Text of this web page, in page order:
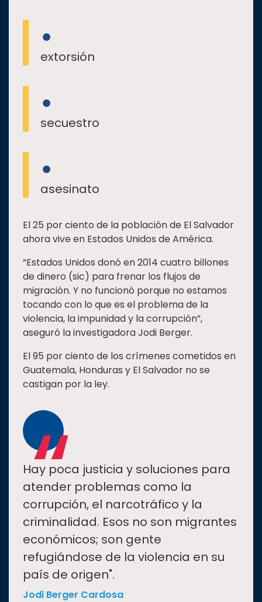
extorsión
secuestro
asesinato
El 25 por ciento de la población de El Salvador
ahora vive en Estados Unidos de América.
“Estados Unidos donó en 2014 cuatro billones
de dinero (sic) para frenar los flujos de
migración. Y no funcionó porque no estamos
tocando con lo que es el problema de la
violencia, la impunidad y la corrupción”,
aseguró la investigadora Jodi Berger.
El 95 por ciento de los crímenes cometidos en
Guatemala, Honduras y El Salvador no se
castigan por la ley.
“
Hay poca justicia y soluciones para
atender problemas como la
corrupción, el narcotráfico y la
criminalidad. Esos no son migrantes
económicos; son gente
refugiándose de la violencia en su
país de origen".
Jodi Berger Cardosa